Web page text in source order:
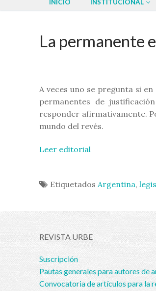
INICIO INSTITUCIONAL
La permanente
A veces uno se pregunta si
permanentes de
responder afirmativamente.
mundo del revés.
Leer editorial
Etiquetados Argentina,
REVISTA URBE
Suscripción
Pautas generales para autores de
Convocatoria de artículos para la